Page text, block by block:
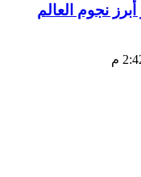
نجوم العالم